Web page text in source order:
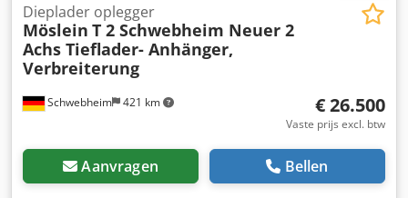
Schwebheim 421 km
Dieplader oplegger
Möslein T 2 Schwebheim Neuer 2
Achs Tieflader- Anhänger,
Verbreiterung
€ 26.500
Vaste prijs excl. btw
Aanvragen Bellen